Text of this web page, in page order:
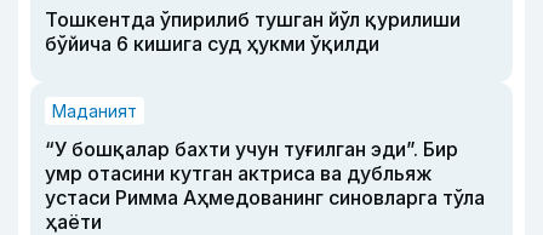
Тошкентда ўпирилиб тушган йўл қурилиши
бўйича 6 кишига суд ҳукми ўқилди
Маданият
“У бошқалар бахти учун туғилган эди”. Бир
умр отасини кутган актриса ва дубльяж
устаси Римма Аҳмедованинг синовларга тўла
ҳаёти